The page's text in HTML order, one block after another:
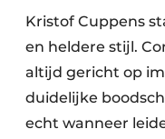
Kristof Cuppens
en heldere stijl.
altijd gericht op
duidelijke
echt wanneer